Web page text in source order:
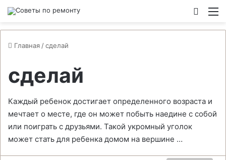
Главная /сделай
сделай
Каждый ребенок достигает определенного возраста и
мечтает о месте, где он может побыть наедине с собой
или поиграть с друзьями. Такой укромный уголок
может стать для ребенка домом на вершине …